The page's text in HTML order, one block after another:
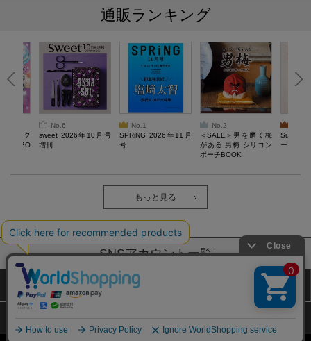
通販ランキング
るスク
ぷにBO
No.6
sweet 2026年10月号
増刊
No.1
SPRiNG 2026年11月
号
No.2
＜SALE＞男を磨く梅
がある 男梅 シリコン
ポーチBOOK
ーツチャ
もっと見る
SNSアカウントー覧
サイトマップ